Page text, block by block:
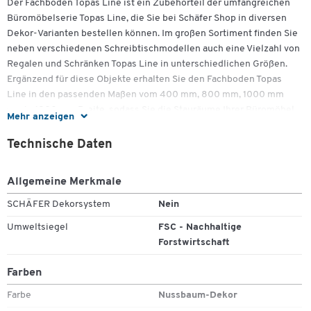
Mehr anzeigen
Der Fachboden Topas Line ist ein Zubehörteil der umfangreichen
Büromöbelserie Topas Line, die Sie bei Schäfer Shop in diversen
Dekor-Varianten bestellen können. Im großen Sortiment finden Sie
neben verschiedenen Schreibtischmodellen auch eine Vielzahl von
Regalen und Schränken Topas Line in unterschiedlichen Größen.
Ergänzend für diese Objekte erhalten Sie den Fachboden Topas
Line in den passenden Maßen vom 400 mm, 800 mm, 1000 mm
sowie 1200 mm Breite, sodass Sie die Stauräume Ihrer Büromöbel
auch die Fachböden aus strapazierfähigen, mit
Weitere Details:
• Fachboden Topas Line in 4 Breiten erhältlich
• 22 mm Plattenstärke und 19 mm bei Breite 1200 mm
(Schiebetürenschränke)
Technische Daten
Allgemeine Merkmale
SCHÄFER Dekorsystem Nein
Umweltsiegel
FSC - Nachhaltige
Forstwirtschaft
Farben
Farbe Nussbaum-Dekor